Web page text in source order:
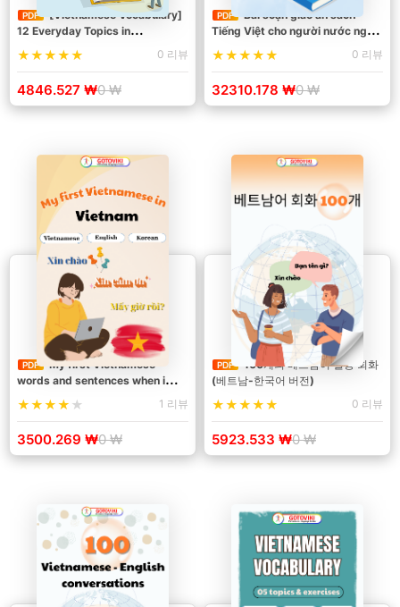
PDF
[Vietnamese Vocabulary]
12 Everyday Topics in
Vietnamese - Beginner
0 리뷰
4846.527 ₩0 ₩
PDF
Bài soạn giáo án sách
Tiếng Việt cho người nước ngoài
(tập 1)
0 리뷰
32310.178 ₩0 ₩
PDF
My first Vietnamese
words and sentences when i
start living in Vietnam
1 리뷰
3500.269 ₩0 ₩
PDF
100개의 베트남어 실용 회화
(베트남-한국어 버전)
0 리뷰
5923.533 ₩0 ₩